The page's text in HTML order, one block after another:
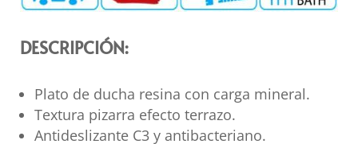
DESCRIPCIÓN:
Plato de ducha resina con carga mineral.
Textura pizarra efecto terrazo.
Antideslizante C3 y antibacteriano.